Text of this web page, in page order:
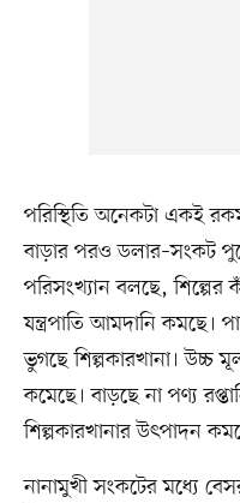
পরিস্থিতি অনেকটা একই
বাড়ার পরও ডলার–সংকট
পরিসংখ্যান বলছে,
যন্ত্রপাতি আমদানি কমছে।
ভুগছে শিল্পকারখানা। উচ্চ
কমেছে। বাড়ছে না পণ্য
শিল্পকারখানার উৎপাদন
নানামুখী সংকটের মধ্যে